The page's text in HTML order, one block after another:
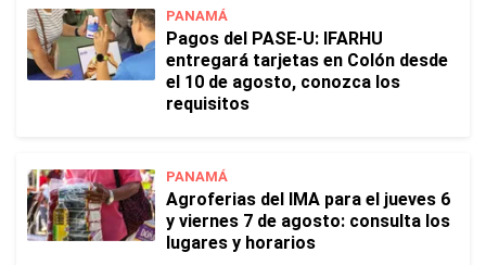
PANAMÁ
Pagos del PASE-U: IFARHU
entregará tarjetas en Colón desde
el 10 de agosto, conozca los
requisitos
PANAMÁ
Agroferias del IMA para el jueves 6
y viernes 7 de agosto: consulta los
lugares y horarios